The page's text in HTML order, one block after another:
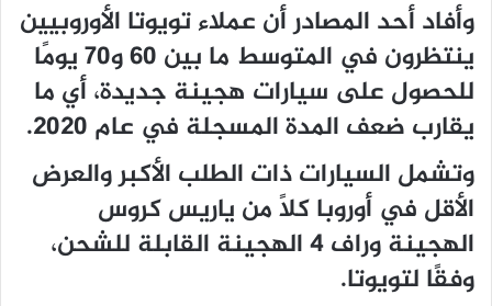
وأفاد أحد المصادر أن عملاء تويوتا الأوروبيين
ينتظرون في المتوسط ما بين 60 و70 يومًا
للحصول على سيارات هجينة جديدة، أي ما
يقارب ضعف المدة المسجلة في عام 2020.
وتشمل السيارات ذات الطلب الأكبر والعرض
الأقل في أوروبا كلاً من ياريس كروس
الهجينة وراف 4 الهجينة القابلة للشحن،
وفقًا لتويوتا.